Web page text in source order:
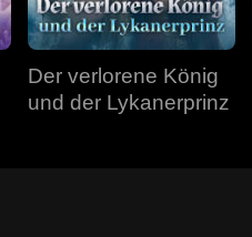
Der verlorene König
und der Lykanerprinz